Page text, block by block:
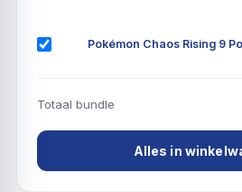
Pokémon Chaos Rising 9
Totaal bundle
Alles in